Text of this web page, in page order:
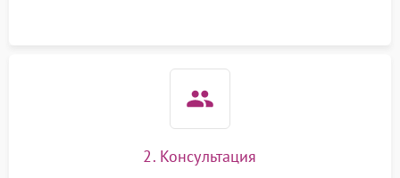
2. Консультация